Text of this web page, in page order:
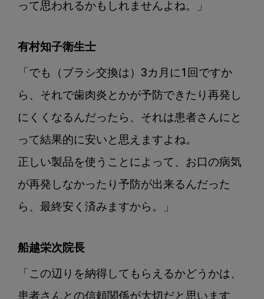
って思われるかもしれませんよね。」
有村知子衛生士
「でも（ブラシ交換は）3カ月に1回ですか
ら、それで歯肉炎とかが予防できたり再発し
にくくなるんだったら、それは患者さんにと
って結果的に安いと思えますよね。
正しい製品を使うことによって、お口の病気
が再発しなかったり予防が出来るんだった
ら、最終安く済みますから。」
船越栄次院長
「この辺りを納得してもらえるかどうかは、